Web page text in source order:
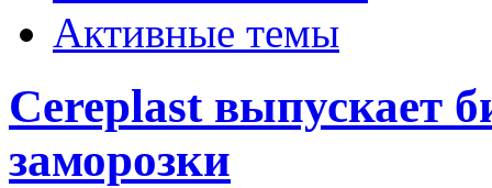
Активные темы
Cereplast выпускает
заморозки